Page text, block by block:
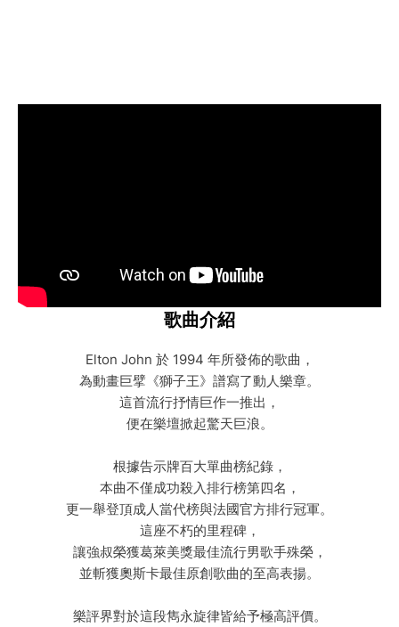
歌曲介紹
Elton John 於 1994 年所發佈的歌曲，
為動畫巨擘《獅子王》譜寫了動人樂章。
這首流行抒情巨作一推出，
便在樂壇掀起驚天巨浪。
根據告示牌百大單曲榜紀錄，
本曲不僅成功殺入排行榜第四名，
更一舉登頂成人當代榜與法國官方排行冠軍。
這座不朽的里程碑，
讓強叔榮獲葛萊美獎最佳流行男歌手殊榮，
並斬獲奧斯卡最佳原創歌曲的至高表揚。
樂評界對於這段雋永旋律皆給予極高評價。